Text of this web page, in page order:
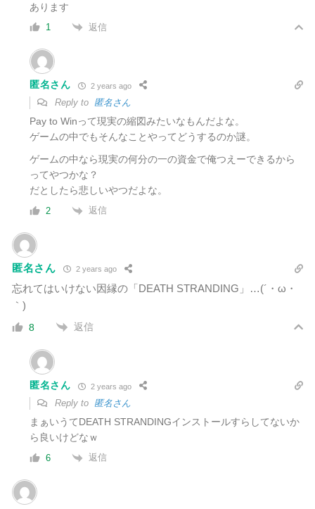
あります
1 返信
匿名さん 2 years ago
Reply to 匿名さん
Pay to Winって現実の縮図みたいなもんだよな。
ゲームの中でもそんなことやってどうするのか謎。
ゲームの中なら現実の何分の一の資金で俺つえーできるから
ってやつかな？
だとしたら悲しいやつだよな。
2 返信
匿名さん 2 years ago
忘れてはいけない因縁の「DEATH STRANDING」…(´・ω・
｀)
8 返信
匿名さん 2 years ago
Reply to 匿名さん
まぁいうてDEATH STRANDINGインストールすらしてないか
ら良いけどなｗ
6 返信